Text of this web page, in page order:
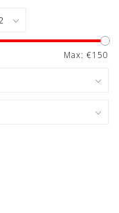
Max: €150